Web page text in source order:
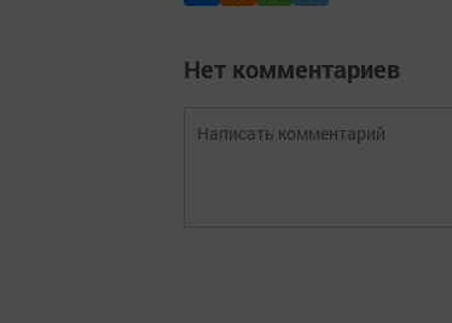
Нет комментариев